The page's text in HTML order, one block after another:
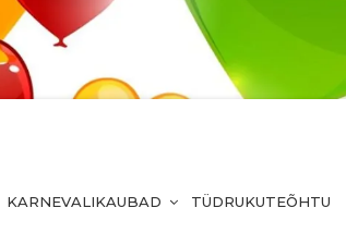
KARNEVALIKAUBAD TÜDRUKUTEÕHTU